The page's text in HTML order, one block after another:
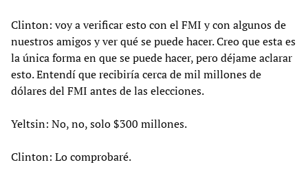
Clinton: voy a verificar esto con el FMI y con algunos de
nuestros amigos y ver qué se puede hacer. Creo que esta es
la única forma en que se puede hacer, pero déjame aclarar
esto. Entendí que recibiría cerca de mil millones de
dólares del FMI antes de las elecciones.
Yeltsin: No, no, solo $300 millones.
Clinton: Lo comprobaré.